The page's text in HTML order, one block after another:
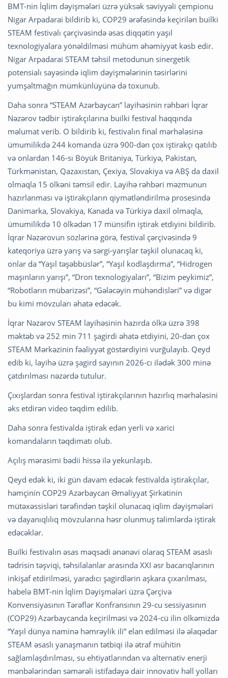
BMT-nin İqlim dəyişmələri üzrə yüksək səviyyəli çempionu
Nigar Arpadarai bildirib ki, COP29 ərəfəsində keçirilən builki
STEAM festivalı çərçivəsində əsas diqqətin yaşıl
texnologiyalara yönəldilməsi mühüm əhəmiyyət kəsb edir.
Nigar Arpadarai STEAM təhsil metodunun sinergetik
potensialı sayəsində iqlim dəyişmələrinin təsirlərini
yumşaltmağın mümkünlüyünə də toxunub.
Daha sonra “STEAM Azərbaycan” layihəsinin rəhbəri İqrar
Nəzərov tədbir iştirakçılarına builki festival haqqında
məlumat verib. O bildirib ki, festivalın final mərhələsinə
ümumilikdə 244 komanda üzrə 900-dən çox iştirakçı qatılıb
və onlardan 146-sı Böyük Britaniya, Türkiyə, Pakistan,
Türkmənistan, Qazaxıstan, Çexiya, Slovakiya və ABŞ da daxil
olmaqla 15 ölkəni təmsil edir. Layihə rəhbəri məzmunun
hazırlanması və iştirakçıların qiymətləndirilmə prosesində
Danimarka, Slovakiya, Kanada və Türkiyə daxil olmaqla,
ümumilikdə 10 ölkədən 17 münsifin iştirak etdiyini bildirib.
İqrar Nəzərovun sözlərinə görə, festival çərçivəsində 9
kateqoriya üzrə yarış və sərgi-yarışlar təşkil olunacaq ki,
onlar da “Yaşıl təşəbbüslər”, “Yaşıl kodlaşdırma”, “Hidrogen
maşınların yarışı”, “Dron texnologiyaları”, “Bizim peykimiz”,
“Robotların mübarizəsi”, “Gələcəyin mühəndisləri” və digər
bu kimi mövzuları əhatə edəcək.
İqrar Nəzərov STEAM layihəsinin hazırda ölkə üzrə 398
məktəb və 252 min 711 şagirdi əhatə etdiyini, 20-dən çox
STEAM Mərkəzinin fəaliyyət göstərdiyini vurğulayıb. Qeyd
edib ki, layihə üzrə şagird sayının 2026-cı ilədək 300 minə
çatdırılması nəzərdə tutulur.
Çıxışlardan sonra festival iştirakçılarının hazırlıq mərhələsini
əks etdirən video təqdim edilib.
Daha sonra festivalda iştirak edən yerli və xarici
komandaların təqdimatı olub.
Açılış mərasimi bədii hissə ilə yekunlaşıb.
Qeyd edək ki, iki gün davam edəcək festivalda iştirakçılar,
həmçinin COP29 Azərbaycan Əməliyyat Şirkətinin
mütəxəssisləri tərəfindən təşkil olunacaq iqlim dəyişmələri
və dayanıqlılıq mövzularına həsr olunmuş təlimlərdə iştirak
edəcəklər.
Builki festivalın əsas məqsədi ənənəvi olaraq STEAM əsaslı
tədrisin təşviqi, təhsilalanlar arasında XXI əsr bacarıqlarının
inkişaf etdirilməsi, yaradıcı şagirdlərin aşkara çıxarılması,
habelə BMT-nin İqlim Dəyişmələri üzrə Çərçivə
Konvensiyasının Tərəflər Konfransının 29-cu sessiyasının
(COP29) Azərbaycanda keçirilməsi və 2024-cü ilin ölkəmizdə
“Yaşıl dünya naminə həmrəylik ili” elan edilməsi ilə əlaqədar
STEAM əsaslı yanaşmanın tətbiqi ilə ətraf mühitin
sağlamlaşdırılması, su ehtiyatlarından və alternativ enerji
mənbələrindən səmərəli istifadəyə dair innovativ həll yolları